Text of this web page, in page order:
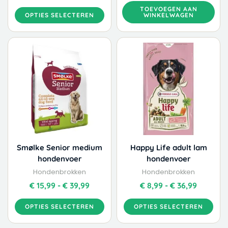
OPTIES SELECTEREN
TOEVOEGEN AAN
WINKELWAGEN
Smølke Senior medium
hondenvoer
Hondenbrokken
€ 15,99 - € 39,99
Prijsklasse:
OPTIES SELECTEREN
heeft
meerdere
variaties.
Deze
optie
kan
gekozen
worden
op
productpagina
Happy Life adult lam
hondenvoer
Hondenbrokken
€ 8,99 - € 36,99
OPTIES SELECTEREN
Dit
heeft
meerdere
variaties.
Deze
optie
kan
gekozen
worden
op
productpagina